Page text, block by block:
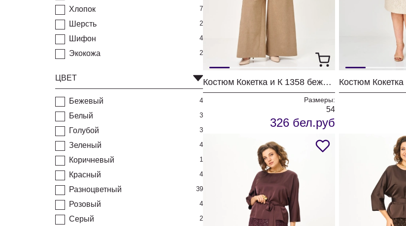
Хлопок 7
Шерсть 2
Шифон 4
Экокожа 2
ЦВЕТ
Бежевый 4
Белый 3
Голубой 3
Зеленый 4
Коричневый 1
Красный 4
Разноцветный 39
Розовый 4
Серый 2
Костюм Кокетка и К 1358 бежевый + молочный
Размеры:
54
326 бел.руб